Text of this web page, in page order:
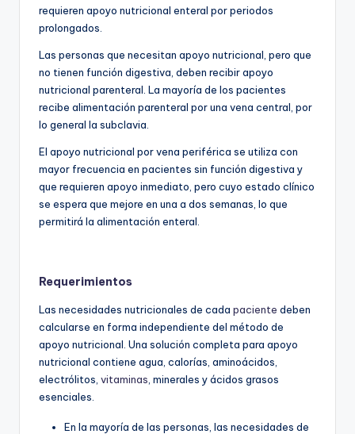
requieren apoyo nutricional enteral por periodos
prolongados.
Las personas que necesitan apoyo nutricional, pero que
no tienen función digestiva, deben recibir apoyo
nutricional parenteral. La mayoría de los pacientes
recibe alimentación parenteral por una vena central, por
lo general la subclavia.
El apoyo nutricional por vena periférica se utiliza con
mayor frecuencia en pacientes sin función digestiva y
que requieren apoyo inmediato, pero cuyo estado clínico
se espera que mejore en una a dos semanas, lo que
permitirá la alimentación enteral.
Requerimientos
Las necesidades nutricionales de cada paciente deben
calcularse en forma independiente del método de
apoyo nutricional. Una solución completa para apoyo
nutricional contiene agua, calorías, aminoácidos,
electrólitos, vitaminas , minerales y ácidos grasos
esenciales.
En la mayoría de las personas, las necesidades de